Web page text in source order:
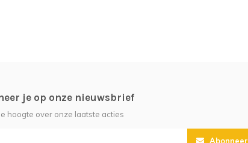
je op onze nieuwsbrief
hoogte over onze laatste acties
Abonneer